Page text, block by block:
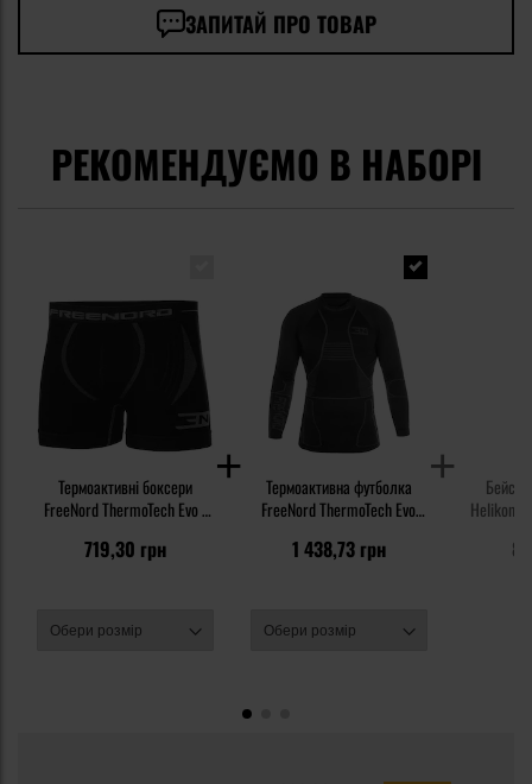
ЗАПИТАЙ ПРО ТОВАР
РЕКОМЕНДУЄМО В НАБОРІ
Термоактивні боксери
FreeNord ThermoTech Evo -
719,30 грн
Термоактивна футболка
FreeNord ThermoTech Evo
1 438,73 грн
Helikon-